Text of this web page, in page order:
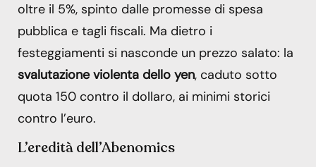
oltre il 5%, spinto dalle promesse di spesa
pubblica e tagli fiscali. Ma dietro i
festeggiamenti si nasconde un prezzo salato: la
svalutazione violenta dello yen, caduto sotto
quota 150 contro il dollaro, ai minimi storici
contro l’euro.
L’eredità dell’Abenomics